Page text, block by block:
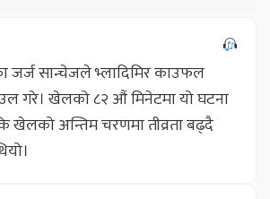
जर्ज सान्चेजले भ्लादिमिर काउफल
गरे। खेलको ८२ औं मिनेटमा यो घटना
खेलको अन्तिम चरणमा तीव्रता बढ्दै